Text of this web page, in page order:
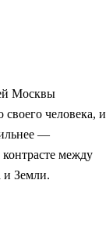
Москвы
человека, и
—
между
и Земли.